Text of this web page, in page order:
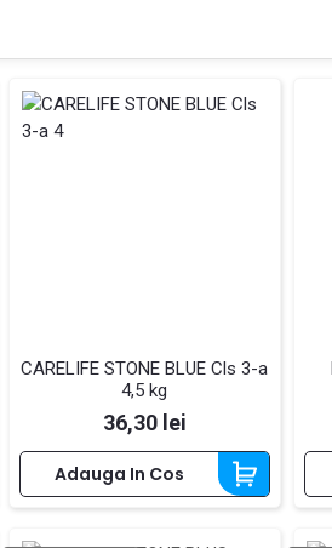
CARELIFE STONE BLUE Cls 3-a
4,5 kg
Pret
36,30 lei
Adauga In Cos